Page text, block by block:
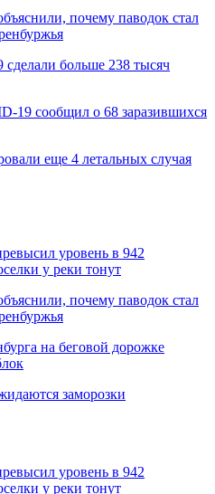
почему паводок стал
больше 238 тысяч
19 сообщил о 68 заразившихся
еще 4 летальных случая
уровень в 942
у реки тонут
почему паводок стал
на беговой дорожке
заморозки
уровень в 942
у реки тонут